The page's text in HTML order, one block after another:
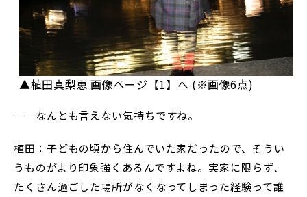
▲植田真梨恵 画像ページ【1】へ (※画像6点)
──なんとも言えない気持ちですね。
植田：子どもの頃から住んでいた家だったので、そうい
うものがより印象強くあるんですよね。実家に限らず、
たくさん過ごした場所がなくなってしまった経験って誰